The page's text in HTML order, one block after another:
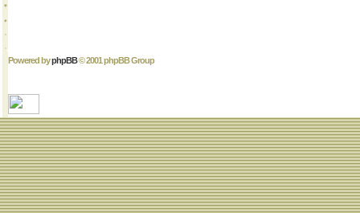
Powered byphpBB© 2001 phpBB Group